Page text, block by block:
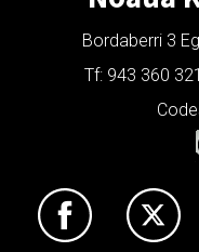
Bordaberri 3
Tf: 943 360